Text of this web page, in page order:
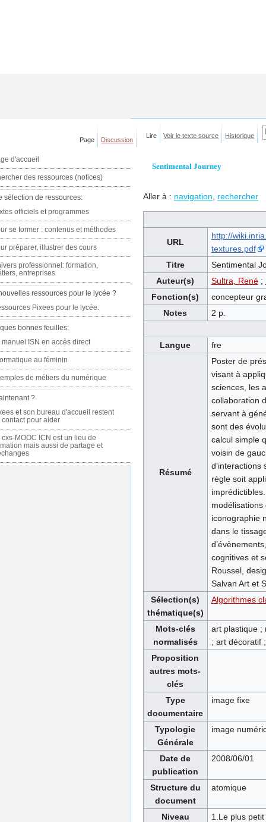
Sentimental Journey
Aller à : navigation rechercher
URL
http://
textures.pdf
Titre
Sentimental
Auteur(s)
Sultra, René;
Fonction(s)
concepteur
Notes
2 p.
Langue fre
Résumé
Poster de
visant à
sciences, les
collaboration
servant à
sont des
calcul simple
voisin de
règle soit
iconographie
dans le
cognitives et
Roussel,
Salvan Art et
Sélection(s)
thématique(s)
Algorithmes
Mots-clés
normalisés
art plastique ;
; art décoratif
Proposition
autres mots-
clés
Type
documentaire
image fixe
Typologie
Générale
image
Date de
publication
2008/06/01
Structure du
document
atomique
Niveau
1.Le plus
Page Discussion
Lire Voir le texte source Historique
d'accueil
des ressources (notices)
sélection de ressources:
officiels et programmes
se former : contenus et méthodes
préparer, illustrer des cours
professionnel: formation,
entreprises
ressources pour le lycée ?
Pixees pour le lycée.
bonnes feuilles:
manuel ISN en accès direct
au féminin
de métiers du numérique
?
et son bureau d'accueil restent
contact pour aider
cxs-MOOC ICN est un lieu de
mais aussi de partage et